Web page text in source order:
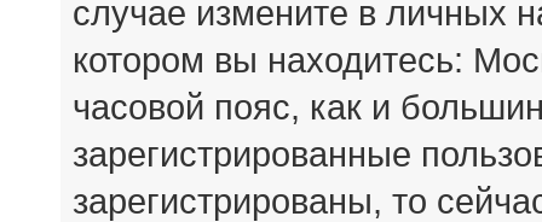
случае измените в личных
котором вы находитесь:
часовой пояс, как и
зарегистрированные
зарегистрированы, то